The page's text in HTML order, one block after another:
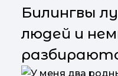
Билингвы
людей и